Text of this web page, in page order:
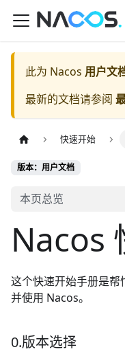
此为 Nacos 用户文
最新的文档请参阅
快速开始
版本：用户文档
本页总览
Nacos
这个快速开始手册是
并使用 Nacos。
0.版本选择